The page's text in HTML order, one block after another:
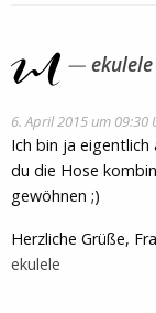
ekulele
6. April 2015 um 09:30
Ich bin ja eigentlich
du die Hose
gewöhnen ;)
Herzliche Grüße,
ekulele